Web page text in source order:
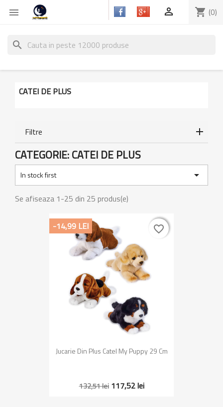
 shopping_cart (0)

search
CATEI DE PLUS
Filtre
CATEGORIE: CATEI DE PLUS
In stock first

Se afiseaza 1-25 din 25 produs(e)
Jucarie Din Plus Catel My Puppy 29 Cm
132,51 lei 117,52 lei
-14,99 LEI favorite_border
favorite_border